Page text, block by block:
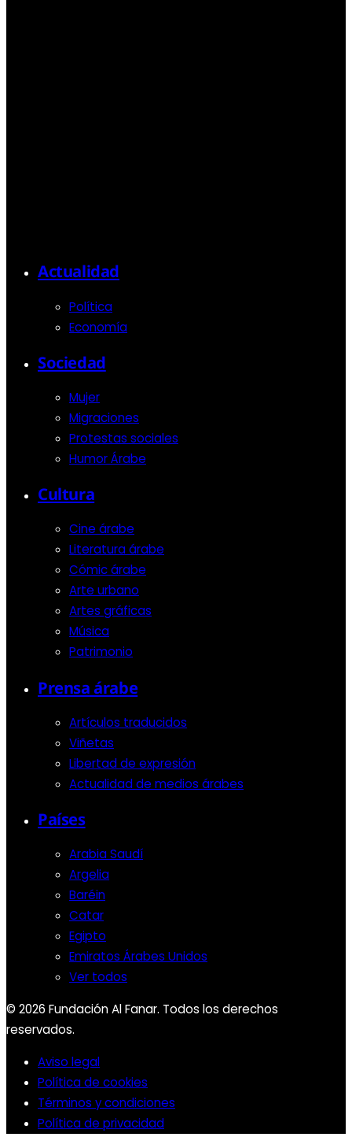
Actualidad
Política
Economía
Sociedad
Mujer
Migraciones
Protestas sociales
Humor Árabe
Cultura
Cine árabe
Literatura árabe
Cómic árabe
Arte urbano
Artes gráficas
Música
Patrimonio
Prensa árabe
Artículos traducidos
Viñetas
Libertad de expresión
Actualidad de medios árabes
Países
Arabia Saudí
Argelia
Baréin
Catar
Egipto
Emiratos Árabes Unidos
Ver todos
© 2026 Fundación Al Fanar. Todos los derechos
reservados.
Aviso legal
Política de cookies
Términos y condiciones
Política de privacidad